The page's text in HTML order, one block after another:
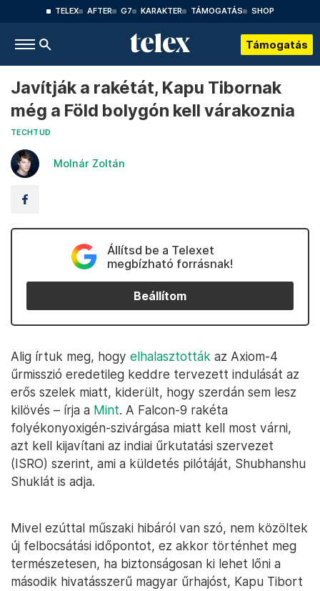
TELEX AFTER G7 KARAKTER TÁMOGATÁS SHOP
Támogatás
Javítják a rakétát, Kapu Tibornak
még a Föld bolygón kell várakoznia
TECHTUD
Molnár Zoltán
Állítsd be a Telexet
megbízható forrásnak!
Beállítom
Alig írtuk meg, hogy elhalasztották az Axiom-4
űrmisszió eredetileg keddre tervezett indulását az
erős szelek miatt, kiderült, hogy szerdán sem lesz
kilövés – írja a Mint. A Falcon-9 rakéta
folyékonyoxigén-szivárgása miatt kell most várni,
azt kell kijavítani az indiai űrkutatási szervezet
(ISRO) szerint, ami a küldetés pilótáját, Shubhanshu
Shuklát is adja.
Mivel ezúttal műszaki hibáról van szó, nem közöltek
új felbocsátási időpontot, ez akkor történhet meg
természetesen, ha biztonságosan ki lehet lőni a
második hivatásszerű magyar űrhajóst, Kapu Tibort